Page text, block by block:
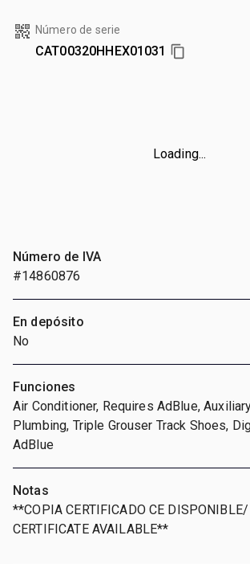
Número de serie
CAT00320HHEX01031
Loading...
Número de IVA
#14860876
En depósito
No
Funciones
Air Conditioner, Requires AdBlue,
Plumbing, Triple Grouser Track Shoes,
AdBlue
Notas
**COPIA CERTIFICADO CE DISPONIBLE/
CERTIFICATE AVAILABLE**